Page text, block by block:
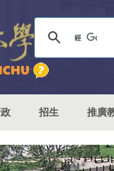
招生 推廣